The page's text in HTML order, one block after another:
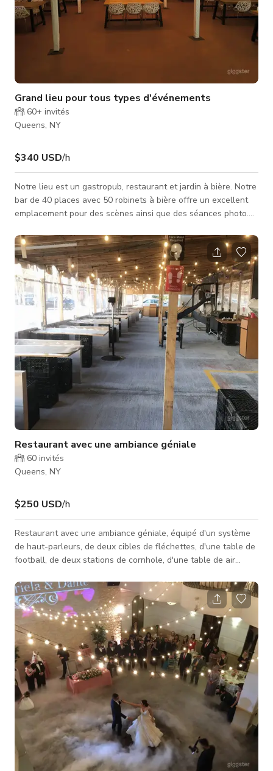
Grand lieu pour tous types d'événements
60+ invités
Queens, NY
$340 USD/h
Notre lieu est un gastropub, restaurant et jardin à bière. Notre
bar de 40 places avec 50 robinets à bière offre un excellent
emplacement pour des scènes ainsi que des séances photo.
Notre cour de 2500 pieds carrés est un espace unique dans
notre région. L'espace ouvert est flexible, bien que nous
offrions des tables et des sièges modernes. Climatisation et
chauffage radiant disponibles pendant les mois saisonniers.
Cont
Restaurant avec une ambiance géniale
60 invités
Queens, NY
$250 USD/h
Restaurant avec une ambiance géniale, équipé d'un système
de haut-parleurs, de deux cibles de fléchettes, d'une table de
football, de deux stations de cornhole, d'une table de air
à la location de 9h à 16h du lundi au vendredi